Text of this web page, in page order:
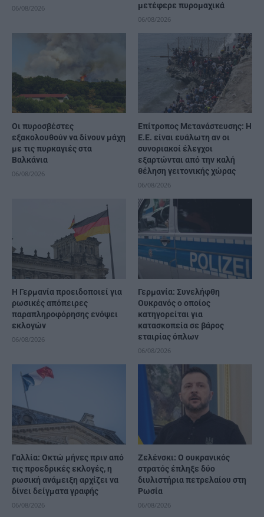
06/08/2026
μετέφερε πυρομαχικά
06/08/2026
Οι πυροσβέστες
εξακολουθούν να δίνουν μάχη
με τις πυρκαγιές στα
Βαλκάνια
06/08/2026
Επίτροπος Μετανάστευσης: Η
Ε.Ε. είναι ευάλωτη αν οι
συνοριακοί έλεγχοι
εξαρτώνται από την καλή
θέληση γειτονικής χώρας
06/08/2026
Η Γερμανία προειδοποιεί για
ρωσικές απόπειρες
παραπληροφόρησης ενόψει
εκλογών
06/08/2026
Γερμανία: Συνελήφθη
Ουκρανός ο οποίος
κατηγορείται για
κατασκοπεία σε βάρος
εταιρίας όπλων
06/08/2026
Γαλλία: Οκτώ μήνες πριν από
τις προεδρικές εκλογές, η
ρωσική ανάμειξη αρχίζει να
δίνει δείγματα γραφής
06/08/2026
Ζελένσκι: Ο ουκρανικός
στρατός έπληξε δύο
διυλιστήρια πετρελαίου στη
Ρωσία
06/08/2026